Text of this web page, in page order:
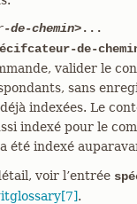
chemin>...
de-
valider le
sans
indexées. Le
indexé pour le
été indexé
voir l’entrée
.